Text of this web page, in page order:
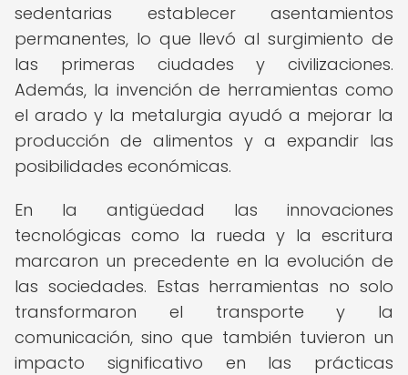
sedentarias establecer asentamientos
permanentes, lo que llevó al surgimiento de
las primeras ciudades y civilizaciones.
Además, la invención de herramientas como
el arado y la metalurgia ayudó a mejorar la
producción de alimentos y a expandir las
posibilidades económicas.
En la antigüedad las innovaciones
tecnológicas como la rueda y la escritura
marcaron un precedente en la evolución de
las sociedades. Estas herramientas no solo
transformaron el transporte y la
comunicación, sino que también tuvieron un
impacto significativo en las prácticas